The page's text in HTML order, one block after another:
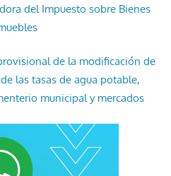
del Impuesto sobre Bienes
de la modificación de
las tasas de agua potable,
municipal y mercados